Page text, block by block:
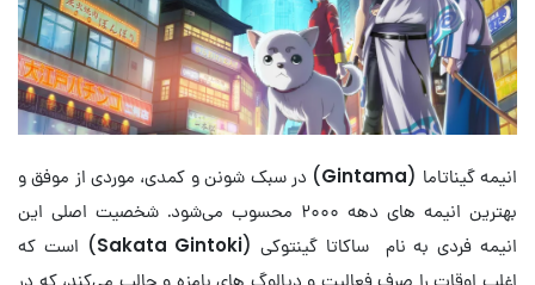
انیمه گیناتاما (Gintama) در سبک شونن و کمدی، موردی از موفق و
بهترین انیمه های دهه ۲۰۰۰ محسوب می‌شود. شخصیت اصلی این
انیمه فردی به نام ساکاتا گینتوکی (Sakata Gintoki) است که
اغلب اوقات را صرف فعالیت و دیالوگ های بامزه و جالب می‌کند، که در